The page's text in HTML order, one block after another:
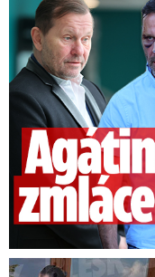
Útok na Jaromíra